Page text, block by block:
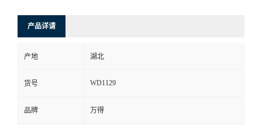
产品详请
产地 湖北
货号 WD1129
品牌 万得